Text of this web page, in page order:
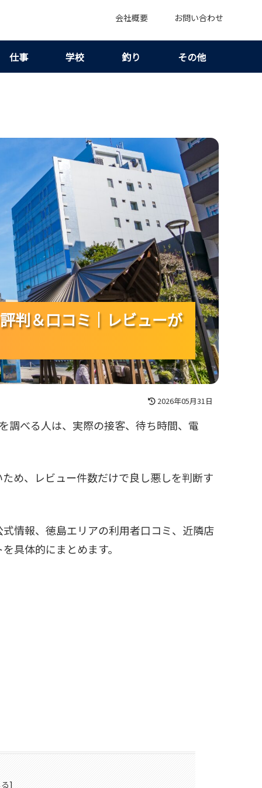
会社概要 お問い合わせ
仕事 学校 釣り その他
ビューが少ない時の見方も整理！
判＆口コミ｜レビューが
判＆口コミ｜レビューが
判＆口コミ｜レビューが
2026年05月31日
調べる人は、実際の接客、待ち時間、電
め、レビュー件数だけで良し悪しを判断す
情報、徳島エリアの利用者口コミ、近隣店
具体的にまとめます。